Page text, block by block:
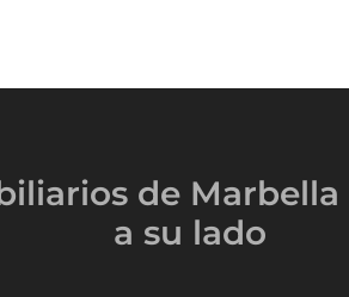
de Marbella
a su lado